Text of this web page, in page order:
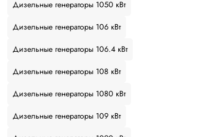
Дизельные генераторы 1050 кВт
Дизельные генераторы 106 кВт
Дизельные генераторы 106.4 кВт
Дизельные генераторы 108 кВт
Дизельные генераторы 1080 кВт
Дизельные генераторы 109 кВт